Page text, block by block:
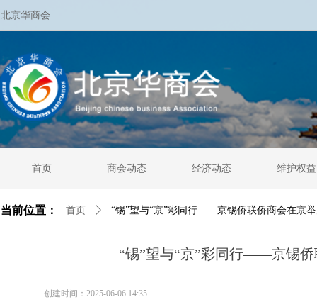
北京华商会
首页 商会动态 经济动态 维护权益
首页 ꄲ “锡”望与“京”彩同行——京锡侨联侨商会在京
当前位置：
“锡”望与“京”彩同行——京锡
创建时间： 2025-06-06 14:35